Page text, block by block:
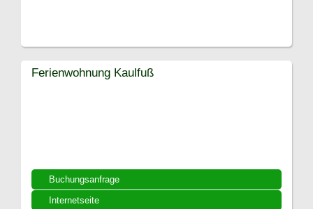
Buchungsanfrage
Internetseite
Ferienwohnung Kaulfuß